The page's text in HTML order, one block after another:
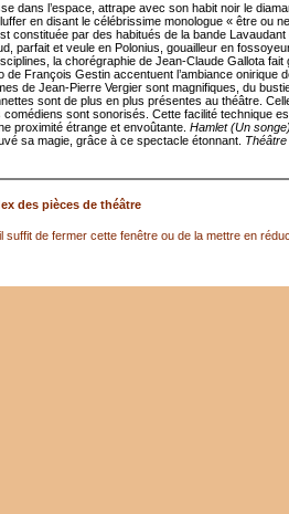
dans l’espace, attrape avec son habit noir le
en disant le célébrissime monologue « être ou
constituée par des habitués de la bande Lavaudant
parfait et veule en Polonius, gouailleur en
la chorégraphie de Jean-Claude Gallota fait
François Gestin accentuent l’ambiance onirique
de Jean-Pierre Vergier sont magnifiques, du
sont de plus en plus présentes au théâtre.
sont sonorisés. Cette facilité technique
proximité étrange et envoûtante. Hamlet (Un songe)
sa magie, grâce à ce spectacle étonnant. Théâtre
des pièces de théâtre
de fermer cette fenêtre ou de la mettre en